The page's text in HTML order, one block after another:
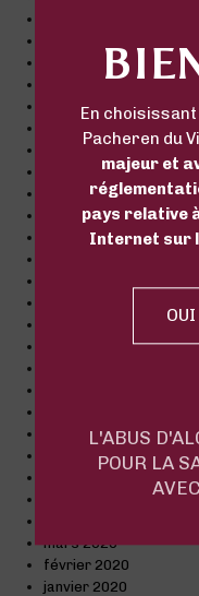
juillet 2022
mai 2022
mars 2022
octobre 2021
septembre 2021
juillet 2021
juin 2021
décembre 2020
août 2020
juillet 2020
mars 2020
février 2020
janvier 2020
En
Pacheren du
majeur et
pays relative
Internet sur
L'ABUS
POUR LA